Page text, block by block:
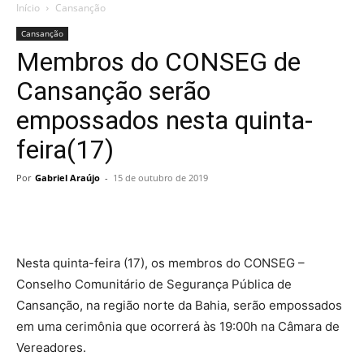
Início Cansanção
Cansanção
Membros do CONSEG de
Cansanção serão
empossados nesta quinta-
feira(17)
Por Gabriel Araújo - 15 de outubro de 2019
Nesta quinta-feira (17), os membros do CONSEG –
Conselho Comunitário de Segurança Pública de
Cansanção, na região norte da Bahia, serão empossados
em uma cerimônia que ocorrerá às 19:00h na Câmara de
Vereadores.